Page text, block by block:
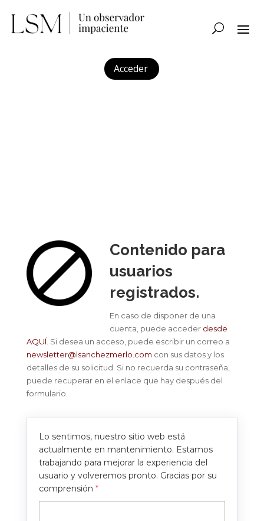
Acceder
Contenido para
usuarios
registrados.
En caso de disponer de una
cuenta, puede acceder desde
AQUÍ. Si desea un acceso, puede escribir un correo a
newsletter@lsanchezmerlo.com con sus datos y los
detalles de su solicitud. Si no recuerda su contraseña,
puede recuperar en el enlace que hay después del
formulario.
Lo sentimos, nuestro sitio web está
actualmente en mantenimiento. Estamos
trabajando para mejorar la experiencia del
usuario y volveremos pronto. Gracias por su
comprensión *